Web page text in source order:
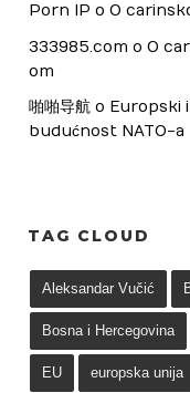
Porn IP o O
333985.com o O
om
啪啪导航 o Europski
budućnost NATO-a
TAG CLOUD
Aleksandar Vučić
Bosna i Hercegovina
EU europska unija